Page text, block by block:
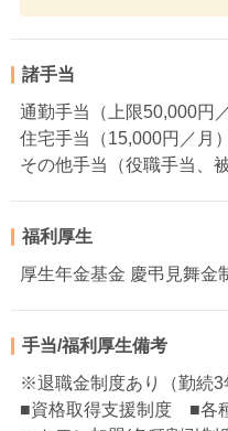
諸手当
通勤手当（上限50,000円／
住宅手当（15,000円／月）
その他手当（役職手当、
福利厚生
厚生年金基金 慶弔見舞金
手当/福利厚生備考
※退職金制度あり（勤続3
■資格取得支援制度 ■各